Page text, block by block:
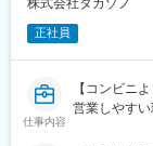
・サービスリ
・サービス
・サービス
・エリアマ
・ブロック
・ゼネラル
われているか
■午後：
・患者様の
・治験の参
・医師との
株式会社タカゾノ
正社員
仕事内容
【コンビニ
営業しやす